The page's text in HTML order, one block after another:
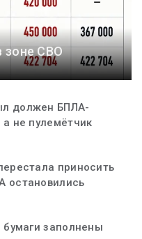
зоне СВО
должен БПЛА-
а не пулемётчик
приносить
остановились
бумаги заполнены